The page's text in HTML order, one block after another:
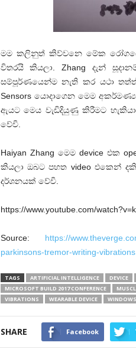
මම කලිනුත් කිව්වනෙ මේක රෝගයේ
විතරයි කියලා. Zhang දැන්
සම්පූර්ණයෙන්ම නැති කර යථා
Sensors යොදාගෙන මෙම
ඇයට මෙය වැඩිදියුණු කිරීමට
වේවි.
Haiyan Zhang මෙම device
කියලා ඔබට පහත video එකෙන්
දර්ශනයක් වේවි.
https://www.youtube.com/
Source: https://
parkinsons-tremor-writing-vibrations
TAGS ARTIFICIAL INTELLIGENCE DEVICE
MICROSOFT BUILD 2017 CONFERENCE
VIBRATIONS
WEARABLE DEVICE
SHARE Facebook